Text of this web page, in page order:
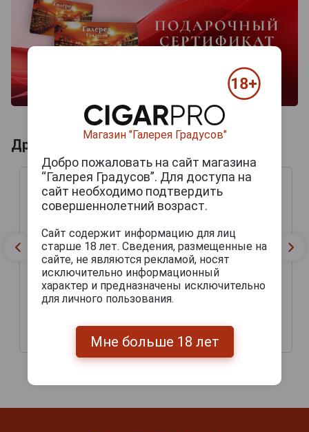
Другие продукты бренда MACAU
207 руб.
199 руб.
Магазин "Галерея Градусов"
Добро пожаловать на сайт магазина
“Галерея Градусов”. Для доступа на
сайт необходимо подтвердить
совершеннолетний возраст.
Сайт содержит информацию для лиц
старше 18 лет. Сведения, размещенные на
сайте, не являются рекламой, носят
исключительно информационный
характер и предназначены исключительно
для личного пользования.
Мне больше 18 лет